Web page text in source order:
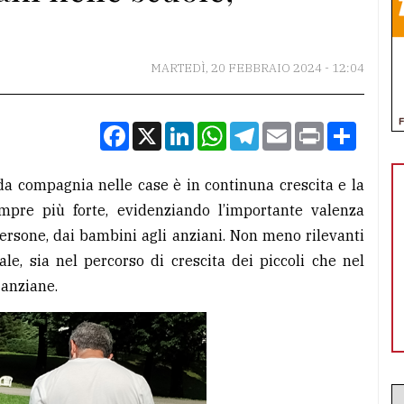
MARTEDÌ, 20 FEBBRAIO 2024 - 12:04
Facebook
X LinkedInWhatsApp
Telegram
EmailPrint
compagnia nelle case è in continuna crescita e la
più forte, evidenziando l’importante valenza
dai bambini agli anziani. Non meno rilevanti
sia nel percorso di crescita dei piccoli che nel